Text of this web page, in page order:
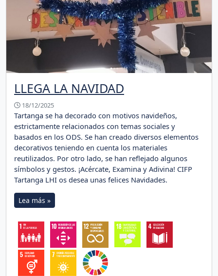
LLEGA LA NAVIDAD
18/12/2025
Tartanga se ha decorado con motivos navideños,
estrictamente relacionados con temas sociales y
basados en los ODS. Se han creado diversos elementos
decorativos teniendo en cuenta los materiales
reutilizados. Por otro lado, se han reflejado algunos
símbolos y gestos. ¡Acércate, Examina y Adivina! CIFP
Tartanga LHI os desea unas felices Navidades.
Lea más »